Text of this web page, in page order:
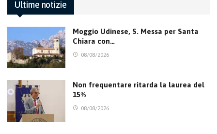
Ultime notizie
Moggio Udinese, S. Messa per Santa
Chiara con…
08/08/2026
Non frequentare ritarda la laurea del
15%
08/08/2026